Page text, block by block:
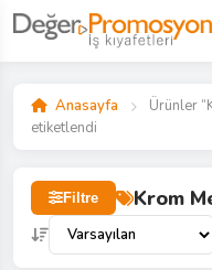
Anasayfa
Ürünler
etiketlendi
Filtre Krom